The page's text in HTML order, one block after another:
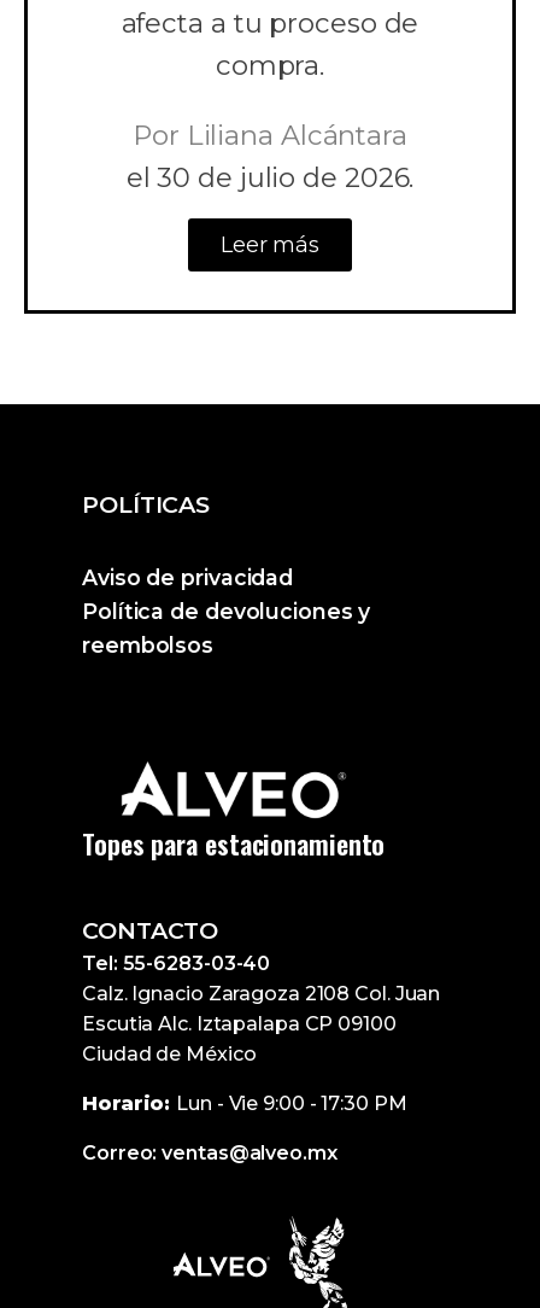
afecta a tu proceso de
compra.
Por Liliana Alcántara
el 30 de julio de 2026.
Leer más
POLÍTICAS
Aviso de privacidad
Política de devoluciones y
reembolsos
Topes para estacionamiento
CONTACTO
Tel: 55-6283-03-40
Calz. Ignacio Zaragoza 2108 Col. Juan
Escutia Alc. Iztapalapa CP 09100
Ciudad de México
Horario: Lun - Vie 9:00 - 17:30 PM
Correo: ventas@alveo.mx